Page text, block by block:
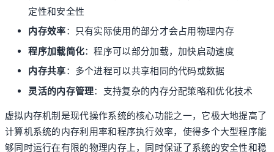
定性和安全性
内存效率：只有实际使用的部分才会占用物理内存
程序加载简化：程序可以部分加载，加快启动速度
内存共享：多个进程可以共享相同的代码或数据
灵活的内存管理：支持复杂的内存分配策略和优化技术
虚拟内存机制是现代操作系统的核心功能之一，它极大地提高了
计算机系统的内存利用率和程序执行效率，使得多个大型程序能
够同时运行在有限的物理内存上，同时保证了系统的安全性和稳